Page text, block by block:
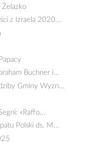
Żelazko
z Izraela 2020...
Buchner i...
Gminy Wyzn...
«Raffo...
Polski ds. M...